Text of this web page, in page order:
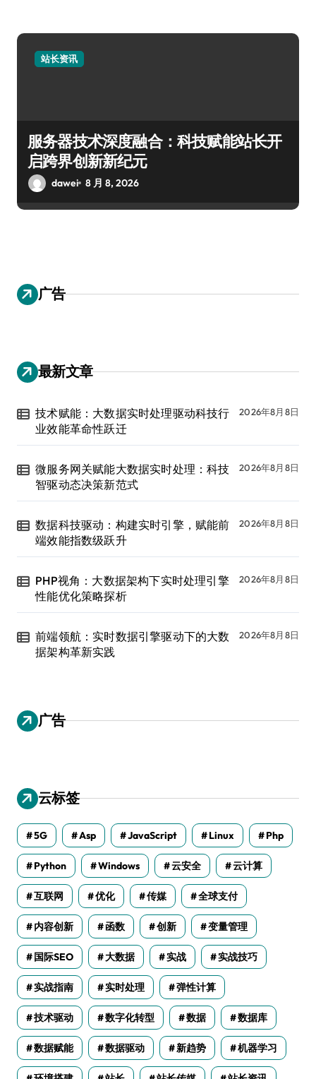
站长资讯
服务器技术深度融合：科技赋能站长开
启跨界创新新纪元
dawei 8 月 8, 2026
广告
最新文章
技术赋能：大数据实时处理驱动科技行
业效能革命性跃迁
2026年8月8日
微服务网关赋能大数据实时处理：科技
智驱动态决策新范式
2026年8月8日
数据科技驱动：构建实时引擎，赋能前
端效能指数级跃升
2026年8月8日
PHP视角：大数据架构下实时处理引擎
性能优化策略探析
2026年8月8日
前端领航：实时数据引擎驱动下的大数
据架构革新实践
2026年8月8日
广告
云标签
5G Asp JavaScript Linux Php
Python Windows 云安全 云计算
互联网 优化 传媒 全球支付
内容创新 函数 创新 变量管理
国际SEO 大数据 实战 实战技巧
实战指南 实时处理 弹性计算
技术驱动 数字化转型 数据 数据库
数据赋能 数据驱动 新趋势 机器学习